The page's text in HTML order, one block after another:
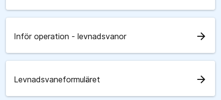
Inför operation - levnadsvanor arrow_forward
Levnadsvaneformuläret arrow_forward